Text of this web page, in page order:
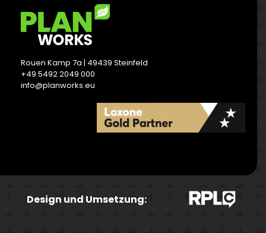
Rouen Kamp 7a | 49439 Steinfeld
+49 5492 2049 000
info@planworks.eu
Design und Umsetzung: